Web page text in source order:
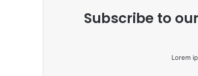
Subscribe to
Lorem